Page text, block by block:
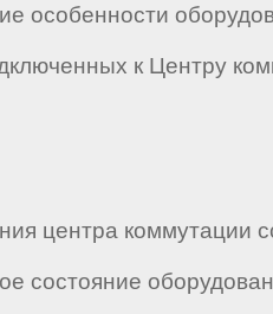
особенности
к Центру
центра коммутации
состояние